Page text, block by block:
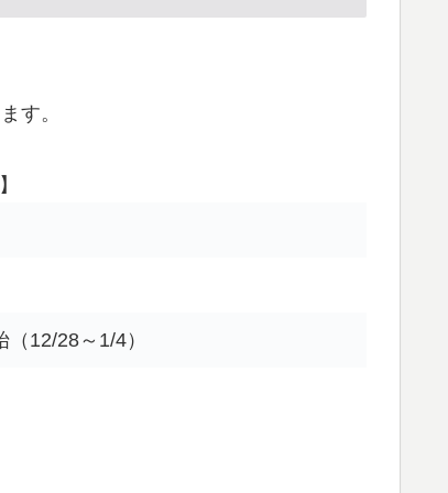
す。
12/28～1/4）